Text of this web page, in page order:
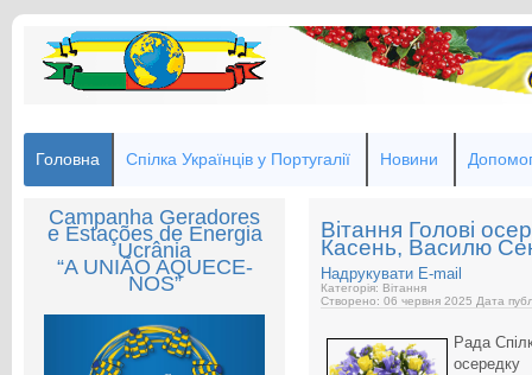
Головна Спілка Українців у Португалії Новини
Campanha Geradores
e Estações de Energia
Ucrânia
“A UNIÃO AQUECE-
NOS”
Вітання Голові
Касень, Василю
Надрукувати E-mail
Категорія: Вітання
Створено: 06 червня 2025 Дата
Рада